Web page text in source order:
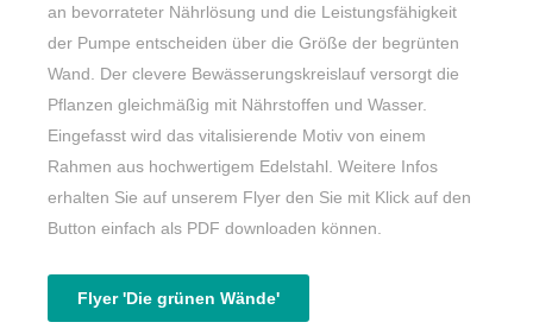
an bevorrateter Nährlösung und die Leistungsfähigkeit
der Pumpe entscheiden über die Größe der begrünten
Wand. Der clevere Bewässerungskreislauf versorgt die
Pflanzen gleichmäßig mit Nährstoffen und Wasser.
Eingefasst wird das vitalisierende Motiv von einem
Rahmen aus hochwertigem Edelstahl. Weitere Infos
erhalten Sie auf unserem Flyer den Sie mit Klick auf den
Button einfach als PDF downloaden können.
Flyer 'Die grünen Wände'